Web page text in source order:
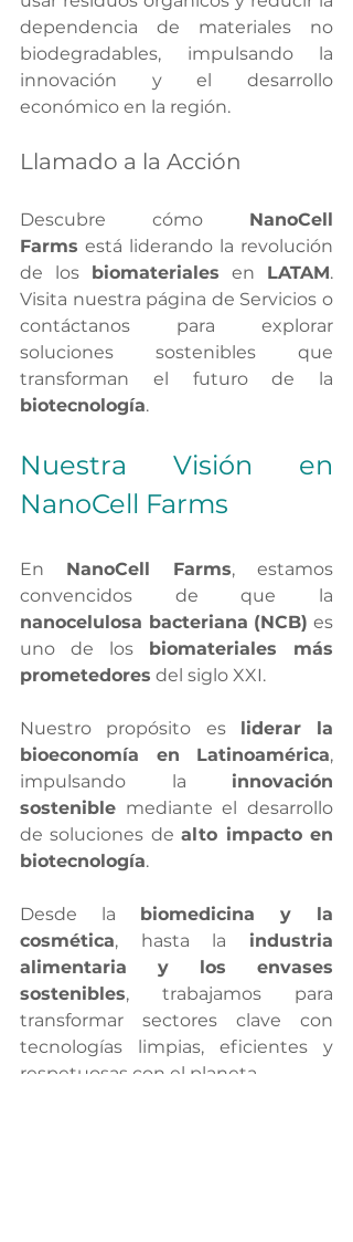
dependencia de materiales no
biodegradables, impulsando la
innovación y el desarrollo
económico en la región.
Llamado a la Acción
Descubre cómo NanoCell
Farms está liderando la revolución
de los biomateriales en LATAM.
Visita nuestra página de Servicios o
contáctanos para explorar
soluciones sostenibles que
biotecnología.
Nuestra Visión en
NanoCell Farms
En NanoCell Farms, estamos
nanocelulosa bacteriana (NCB) es
uno de los biomateriales más
prometedores del siglo XXI.
Nuestro propósito es liderar la
bioeconomía en Latinoamérica,
impulsando la innovación
sostenible mediante el desarrollo
de soluciones de alto impacto en
biotecnología.
Desde la biomedicina y la
cosmética, hasta la industria
alimentaria y los envases
sostenibles, trabajamos para
transformar sectores clave con
tecnologías limpias, eficientes y
respetuosas con el planeta.